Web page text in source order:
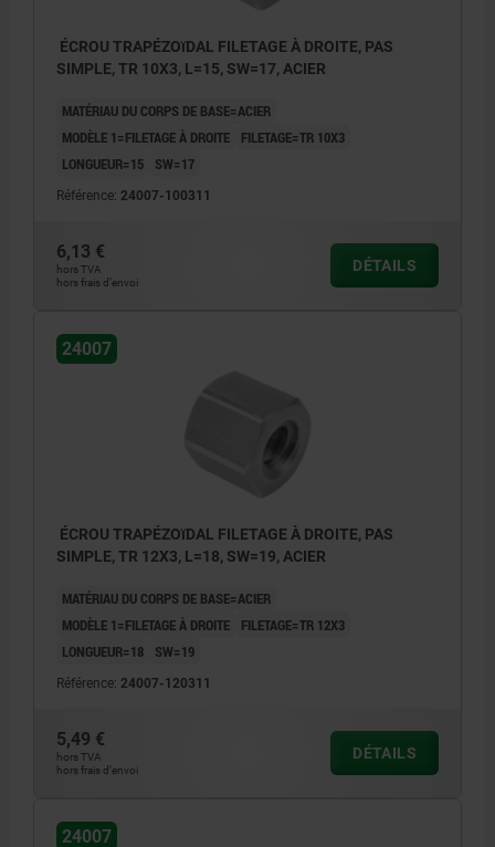
ÉCROU TRAPÉZOïDAL FILETAGE À DROITE, PAS
SIMPLE, TR 10X3, L=15, SW=17, ACIER
MATÉRIAU DU CORPS DE BASE=ACIER
MODÈLE 1=FILETAGE À DROITE
FILETAGE=TR 10X3
LONGUEUR=15
SW=17
Référence: 24007-100311
6,13 €
hors TVA
hors frais d’envoi
DÉTAILS
24007
ÉCROU TRAPÉZOïDAL FILETAGE À DROITE, PAS
SIMPLE, TR 12X3, L=18, SW=19, ACIER
MATÉRIAU DU CORPS DE BASE=ACIER
MODÈLE 1=FILETAGE À DROITE
FILETAGE=TR 12X3
LONGUEUR=18
SW=19
Référence: 24007-120311
5,49 €
hors TVA
hors frais d’envoi
DÉTAILS
24007